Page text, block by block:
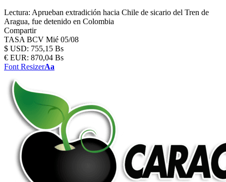
Lectura: Aprueban extradición hacia Chile de sicario del Tren de
Aragua, fue detenido en Colombia
Compartir
TASA BCV Mié 05/08
$ USD: 755,15 Bs
€ EUR: 870,04 Bs
Font ResizerAa